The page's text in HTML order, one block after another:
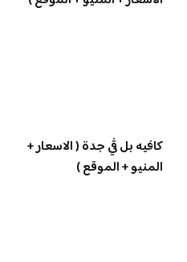
كافيه بل ڤي جدة ( الاسعار +
المنيو + الموقع )